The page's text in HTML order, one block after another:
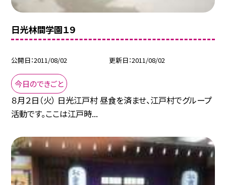
日光林間学園１９
公開日 2011/08/02 更新日 2011/08/02
今日のできごと
８月２日（火） 日光江戸村 昼食を済ませ、江戸村でグループ
活動です。ここは江戸時...